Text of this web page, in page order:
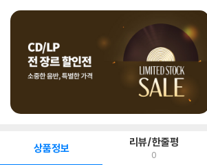
상품정보 리뷰/한줄평
0